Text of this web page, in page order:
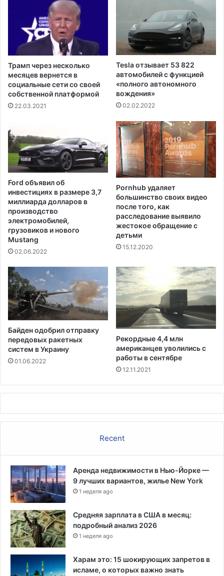
в
а
р
а
л
и
с
ь
O
I
D
-
1
9
у
т
с
к
и
с
т
р
о
в
Трамп через несколько
месяцев вернется в
социальные сети со своей
собственной платформой
22.03.2021
Tesla отзывает 53 822
автомобилей с функцией
«полного автономного
вождения»
02.02.2022
Ford объявил об
инвестициях в размере 3,7
миллиарда долларов в
производство
электромобилей,
грузовиков и нового
Mustang
02.06.2022
Pornhub удаляет
большинство своих видео
после того, как
расследование выявило
жестокое обращение с
детьми
15.12.2020
Байден одобрил отправку
передовых ракетных
систем в Украину
01.06.2022
Рекордные 4,4 млн
американцев уволились с
работы в сентябре
12.11.2021
Recent
Аренда недвижимости в Нью-Йорке —
9 лучших вариантов, жилье New York
1 неделя ago
Средняя зарплата в США в месяц:
подробный анализ 2026
1 неделя ago
Харам это: 15 шокирующих запретов в
исламе, о которых важно знать